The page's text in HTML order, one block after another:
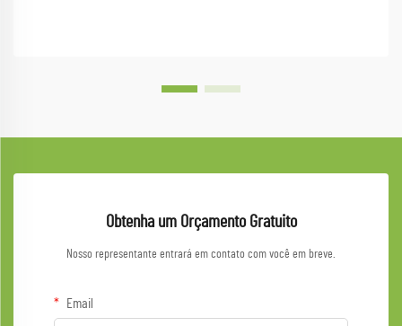
Obtenha um Orçamento Gratuito
Nosso representante entrará em contato com você em breve.
Email